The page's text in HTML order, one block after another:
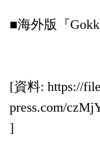
■海外版『
[資料: https://
press.com/
]